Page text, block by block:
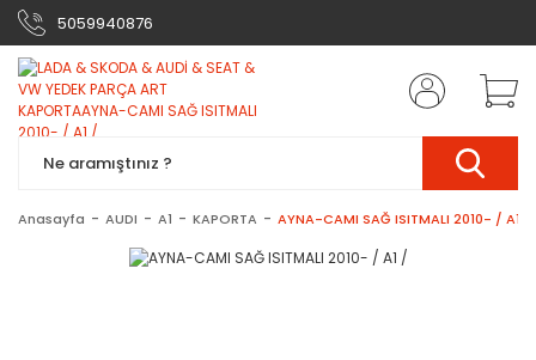
5059940876
Anasayfa AUDI A1 KAPORTA AYNA-CAMI SAĞ ISITMALI 2010- / A1 /